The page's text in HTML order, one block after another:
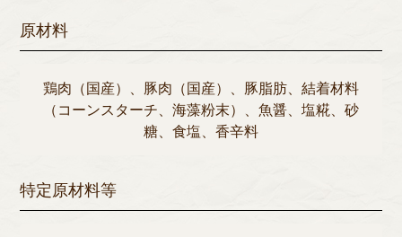
原材料
鶏肉（国産）、豚肉（国産）、豚脂肪、結着材料
（コーンスターチ、海藻粉末）、魚醤、塩糀、砂
糖、食塩、香辛料
特定原材料等